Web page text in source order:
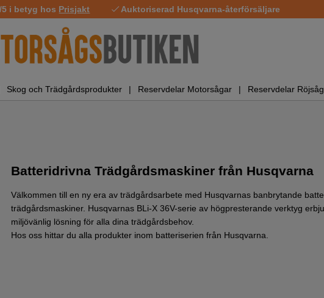
5 i betyg hos Prisjakt Auktoriserad Husqvarna-återförsäljare
Skog och Trädgårdsprodukter Reservdelar Motorsågar Reservdelar
Batteridrivna Trädgårdsmaskiner från Husqvarna
Välkommen till en ny era av trädgårdsarbete med Husqvarnas banbrytande
trädgårdsmaskiner. Husqvarnas BLi-X 36V-serie av högpresterande verktyg
miljövänlig lösning för alla dina trädgårdsbehov.
Hos oss hittar du alla produkter inom batteriserien från Husqvarna.